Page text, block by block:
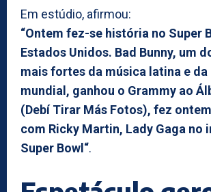
Em estúdio, afirmou:
“Ontem fez-se história no Super
Estados Unidos. Bad Bunny, um
mais fortes da música latina e da
mundial, ganhou o Grammy ao
(Debí Tirar Más Fotos), fez
com Ricky Martin, Lady Gaga no
Super Bowl“.